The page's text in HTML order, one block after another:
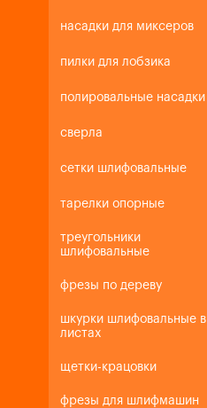
насадки для миксеров
пилки для лобзика
полировальные насадки
сверла
сетки шлифовальные
тарелки опорные
треугольники
шлифовальные
фрезы по дереву
шкурки шлифовальные в
листах
щетки-крацовки
фрезы для шлифмашин